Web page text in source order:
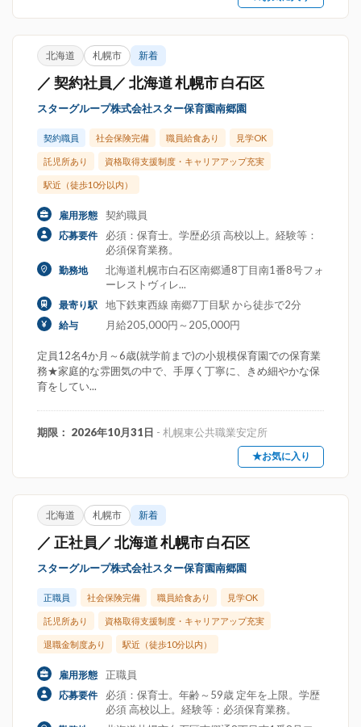
北海道 札幌市 新着
／ 契約社員／ 北海道 札幌市 白石区
スターグループ株式会社スター保育園南郷園
契約職員 社会保険完備 職員給食あり 見学OK
託児所あり 資格取得支援制度・キャリアアップ充実
駅近（徒歩10分以内）
雇用形態 契約職員
応募要件
必須：保育士。学歴必須 高校以上。経験等：
必須保育業務。
勤務地
北海道札幌市白石区南郷通8丁目南1番8号フォ
ーレストヴィレ...
最寄り駅 地下鉄東西線 南郷7丁目駅 から徒歩で2分
給与 月給205,000円～205,000円
定員12名4か月～6歳(就学前まで)の小規模保育園での保育業
務★家庭的な雰囲気の中で、手厚く丁寧に、きめ細やかな保
育をしてい...
期限： 2026年10月31日 - 札幌東公共職業安定所
★お気に入り
北海道 札幌市 新着
／ 正社員／ 北海道 札幌市 白石区
スターグループ株式会社スター保育園南郷園
正職員 社会保険完備 職員給食あり 見学OK
託児所あり 資格取得支援制度・キャリアアップ充実
退職金制度あり 駅近（徒歩10分以内）
雇用形態 正職員
応募要件
必須：保育士。年齢～59歳 定年を上限。学歴
必須 高校以上。経験等：必須保育業務。